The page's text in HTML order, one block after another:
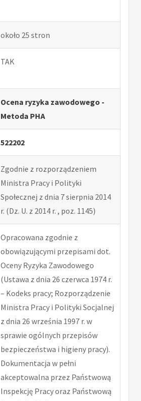
około 25 stron
TAK
Ocena ryzyka zawodowego -
Metoda PHA
522202
Zgodnie z rozporządzeniem
Ministra Pracy i Polityki
Społecznej z dnia 7 sierpnia 2014
r. (Dz. U. z 2014 r. , poz. 1145)
Opracowana zgodnie z
obowiązującymi przepisami dot.
Oceny Ryzyka Zawodowego
(Ustawa z dnia 26 czerwca 1974 r.
– Kodeks pracy; Rozporządzenie
Ministra Pracy i Polityki Socjalnej
z dnia 26 września 1997 r. w
sprawie ogólnych przepisów
bezpieczeństwa i higieny pracy).
Dokumentacja w pełni
akceptowalna przez Państwową
Inspekcję Pracy oraz Państwową